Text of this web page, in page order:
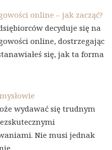
online – jak zacząć?
decyduje się na
online, dostrzegając
się, jak ta forma
wydawać się trudnym
Nie musi jednak
…